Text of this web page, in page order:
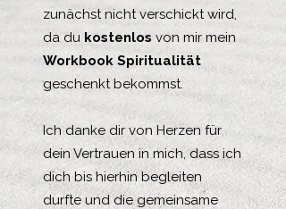
zunächst nicht verschickt wird,
da du kostenlos von mir mein
Workbook Spiritualität
geschenkt bekommst.
Ich danke dir von Herzen für
dein Vertrauen in mich, dass ich
dich bis hierhin begleiten
durfte und die gemeinsame